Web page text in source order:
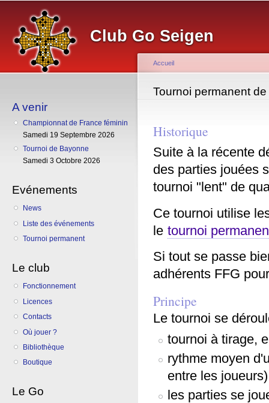
Club Go Seigen
A venir
Championnat de France féminin
Samedi 19 Septembre 2026
Tournoi de Bayonne
Samedi 3 Octobre 2026
Evénements
News
Liste des événements
Tournoi permanent
Le club
Fonctionnement
Licences
Contacts
Où jouer ?
Bibliothèque
Boutique
Le Go
Vous êtes ici
Accueil
Tournoi permanent
Historique
Suite à la récente
des parties jouées
tournoi "lent" de
Ce tournoi utilise
le tournoi
Si tout se passe
adhérents FFG
Principe
Le tournoi se
tournoi à tirage,
rythme moyen
entre les
les parties se